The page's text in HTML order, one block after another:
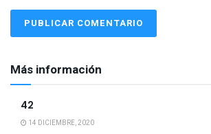
Más información
42
14 DICIEMBRE, 2020